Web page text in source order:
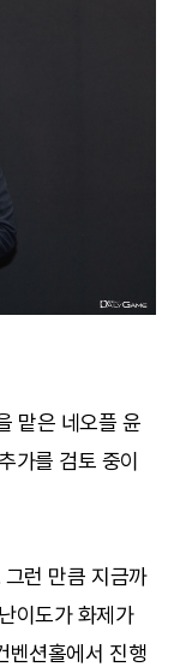
맡은 네오플 윤
가를 검토 중이
런 만큼 지금까
이도가 화제가
벤션홀에서 진행